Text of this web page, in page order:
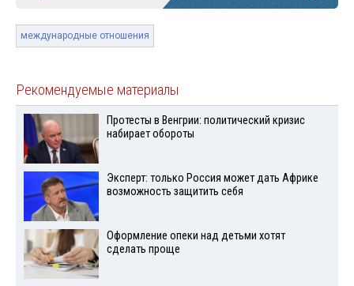
международные отношения
Рекомендуемые материалы
Протесты в Венгрии: политический кризис
набирает обороты
Эксперт: только Россия может дать Африке
возможность защитить себя
Оформление опеки над детьми хотят
сделать проще